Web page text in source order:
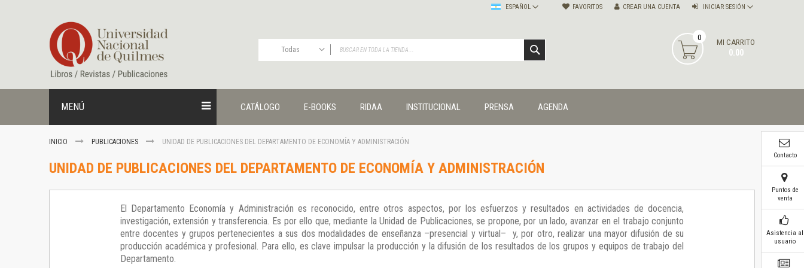
contenido
FAVORITOS INICIAR SESIÓN
CREAR UNA CUENTA
ESPAÑOL
Todas
Publicaciones
Editorial
Administración y economía
Coedición UNQ / UNC
Cuadernos universitarios
Derechos humanos
Ediciones especiales
MI CARRITO
0.00
0
MENÚ CATÁLOGO E-BOOKS RIDAA INSTITUCIONAL PRENSA AGENDA
INICIO PUBLICACIONES UNIDAD DE PUBLICACIONES DEL DEPARTAMENTO DE ECONOMÍA Y ADMINISTRACIÓN
UNIDAD DE PUBLICACIONES DEL DEPARTAMENTO DE ECONOMÍA Y ADMINISTRACIÓN
El Departamento Economía y Administración es reconocido, entre otros aspectos, por los esfuerzos y resultados en actividades de docencia,
investigación, extensión y transferencia. Es por ello que, mediante la Unidad de Publicaciones, se propone, por un lado, avanzar en el trabajo conjunto
entre docentes y grupos pertenecientes a sus dos modalidades de enseñanza –presencial y virtual– y, por otro, realizar una mayor difusión de su
producción académica y profesional. Para ello, es clave impulsar la producción y la difusión de los resultados de los grupos y equipos de trabajo del
Departamento.
Contacto
Puntos de
venta
Asistencia al
usuario